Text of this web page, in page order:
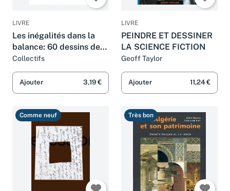
LIVRE
Les inégalités dans la
balance: 60 dessins de
presse
Collectifs
Ajouter 3,19 €
LIVRE
PEINDRE ET DESSINER
LA SCIENCE FICTION
Geoff Taylor
Ajouter 11,24 €
Comme neuf Très bon